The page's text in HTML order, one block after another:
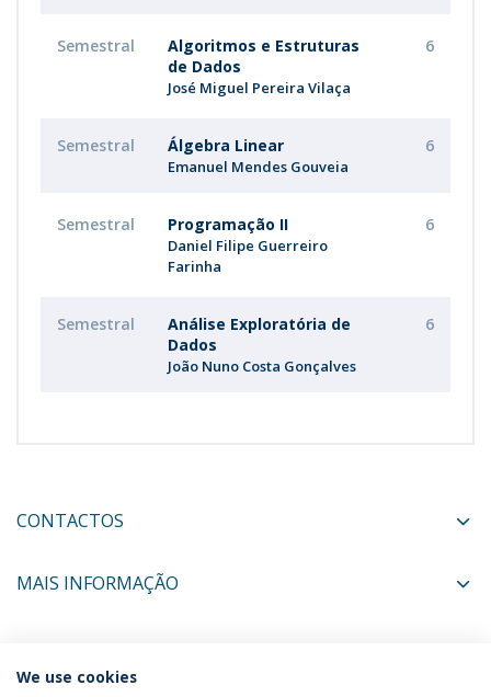
Semestral
Algoritmos e Estruturas
de Dados
José Miguel Pereira Vilaça
6
Semestral Álgebra Linear
Emanuel Mendes Gouveia
6
Semestral Programação II
Daniel Filipe Guerreiro
Farinha
6
Semestral
Análise Exploratória de
Dados
João Nuno Costa Gonçalves
6
CONTACTOS
MAIS INFORMAÇÃO
COORDENADORES
We use cookies